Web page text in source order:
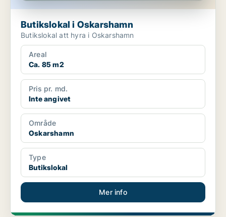
Butikslokal i Oskarshamn
Butikslokal att hyra i Oskarshamn
Areal
Ca. 85 m2
Pris pr. md.
Inte angivet
Område
Oskarshamn
Type
Butikslokal
Mer info